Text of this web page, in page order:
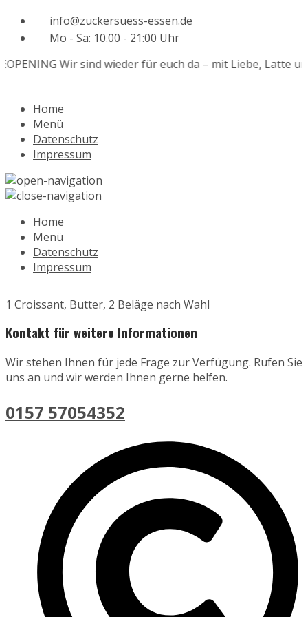
info@zuckersuess-essen.de
Mo - Sa: 10.00 - 21:00 Uhr
Wir sind wieder für euch da – mit Liebe, Latte
Home
Menü
Datenschutz
Impressum
Home
Menü
Datenschutz
Impressum
1 Croissant, Butter, 2 Beläge nach Wahl
Kontakt für weitere Informationen
Wir stehen Ihnen für jede Frage zur Verfügung. Rufen Sie
uns an und wir werden Ihnen gerne helfen.
0157 57054352